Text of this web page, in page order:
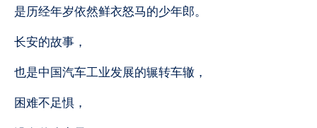
是历经年岁依然鲜衣怒马的少年郎。
长安的故事，
也是中国汽车工业发展的辗转车辙，
困难不足惧，